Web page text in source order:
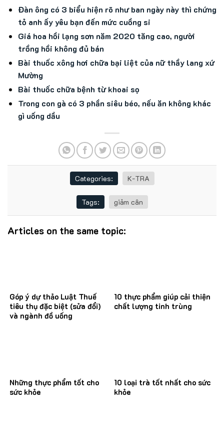
Đàn ông có 3 biểu hiện rõ như ban ngày này thì chứng
tỏ anh ấy yêu bạn đến mức cuồng si
Giá hoa hồi lạng sơn năm 2020 tăng cao, người
trồng hồi không đủ bán
Bài thuốc xông hơi chữa bại liệt của nữ thầy lang xứ
Mường
Bài thuốc chữa bệnh từ khoai sọ
Trong con gà có 3 phần siêu béo, nếu ăn không khác
gì uống dầu
Categories: K-TRA
Tags: giảm cân
Articles on the same topic:
Góp ý dự thảo Luật Thuế
tiêu thụ đặc biệt (sửa đổi)
và ngành đồ uống
10 thực phẩm giúp cải thiện
chất lượng tinh trùng
Những thực phẩm tốt cho
sức khỏe
10 loại trà tốt nhất cho sức
khỏe